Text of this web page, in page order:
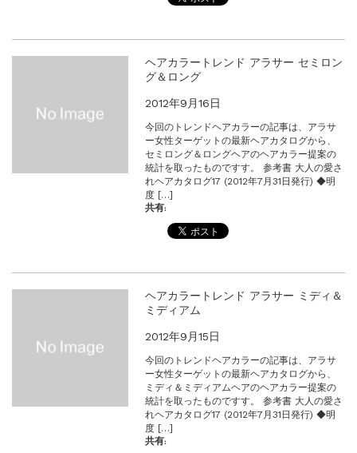
ヘアカラートレンド アラサー セミロン
グ＆ロング
2012年9月16日
今回のトレンドヘアカラーの記事は、アラサ
ー女性ターゲットの最新ヘアカタログから、
セミロング＆ロングヘアのヘアカラー提案の
統計を取ったものですす。 参考書 大人の愛さ
れヘアカタログ17 (2012年7月31日発行) ◆明
度 […]
共有:
ヘアカラートレンド アラサー ミディ＆
ミディアム
2012年9月15日
今回のトレンドヘアカラーの記事は、アラサ
ー女性ターゲットの最新ヘアカタログから、
ミディ＆ミディアムヘアのヘアカラー提案の
統計を取ったものですす。 参考書 大人の愛さ
れヘアカタログ17 (2012年7月31日発行) ◆明
度 […]
共有: